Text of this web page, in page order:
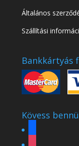
Általános
Szállítási
Bankkártyás
Kövess